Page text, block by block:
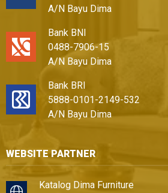
A/N Bayu Dima
Bank BNI
0488-7906-15
A/N Bayu Dima
Bank BRI
5888-0101-2149-532
A/N Bayu Dima
WEBSITE PARTNER
Katalog Dima Furniture